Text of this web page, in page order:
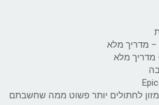
– מדריך מלא
מדריך מלא
לחתולים יותר פשוט ממה שחשבתם